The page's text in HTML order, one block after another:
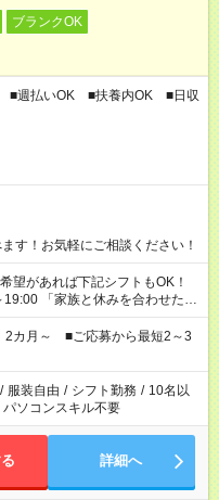
ブランクOK
■週払いOK ■扶養内OK ■日収
す！お気軽にご相談ください！
合わせた
がしたい」 「できれば残業はし
いね。 ※Wワーク希望
勤務時間と、もう1つのお仕事
超える場合は応募できません。
2カ月～ ■ご応募から最短2～3
/ 服装自由 / シフト勤務 / 10名以
パソコンスキル不要
詳細へ